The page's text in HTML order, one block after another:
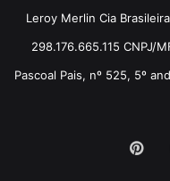
Leroy Merlin Cia
298.176.665.115 CNPJ/
Pascoal Pais, nº 525, 5º